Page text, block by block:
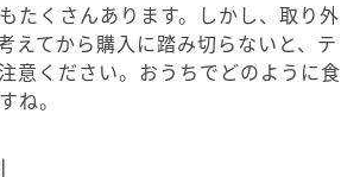
たくさんあります。しかし、取り外
えてから購入に踏み切らないと、テ
意ください。おうちでどのように食
ね。